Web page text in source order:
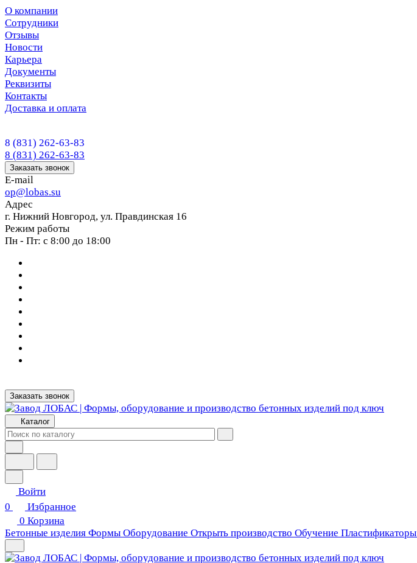
О компании
Сотрудники
Отзывы
Новости
Карьера
Документы
Реквизиты
Контакты
Доставка и оплата
8 (831) 262-63-83
8 (831) 262-63-83
Заказать звонок
E-mail
op@lobas.su
Адрес
г. Нижний Новгород, ул. Правдинская 16
Режим работы
Пн - Пт: с 8:00 до 18:00
Заказать звонок
Каталог
Войти
0
Избранное
0 Корзина
Бетонные изделия Формы Оборудование Открыть производство Обучение Пластификаторы